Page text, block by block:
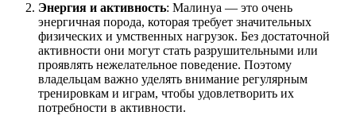
Энергия и активность: Малинуа — это очень
энергичная порода, которая требует значительных
физических и умственных нагрузок. Без достаточной
активности они могут стать разрушительными или
проявлять нежелательное поведение. Поэтому
владельцам важно уделять внимание регулярным
тренировкам и играм, чтобы удовлетворить их
потребности в активности.